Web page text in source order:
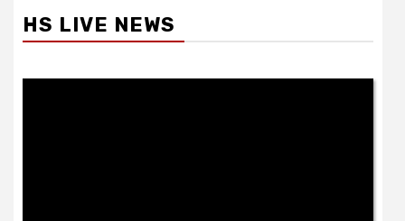
HS LIVE NEWS